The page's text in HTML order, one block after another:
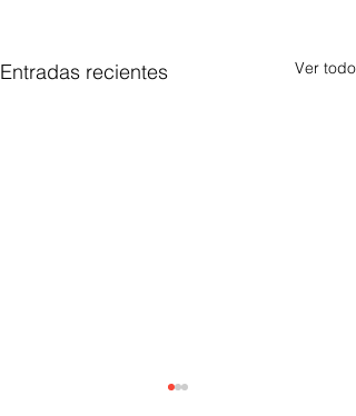
Entradas recientes Ver todo